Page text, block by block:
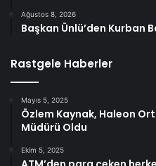
Ağustos 8, 2026
Başkan Ünlü’den Kurban
Rastgele Haberler
Mayıs 5, 2025
Özlem Kaynak, Haleon
Müdürü Oldu
Ekim 5, 2025